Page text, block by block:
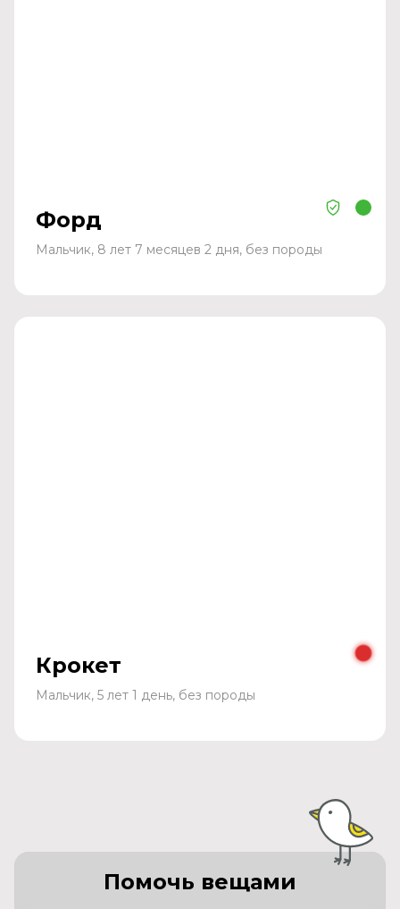
Форд
Мальчик, 8 лет 7 месяцев 2 дня, без породы
Крокет
Мальчик, 5 лет 1 день, без породы
Помочь вещами